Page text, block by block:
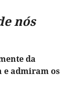
nós
da
e admiram os